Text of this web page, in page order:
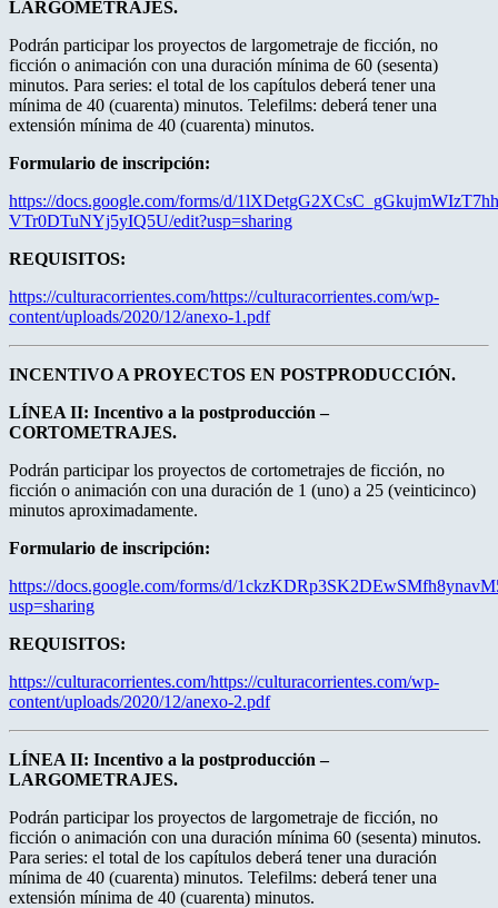
LARGOMETRAJES.
Podrán participar los proyectos de largometraje de ficción, no
ficción o animación con una duración mínima de 60 (sesenta)
minutos. Para series: el total de los capítulos deberá tener una
mínima de 40 (cuarenta) minutos. Telefilms: deberá tener una
extensión mínima de 40 (cuarenta) minutos.
Formulario de inscripción:
https://docs.google.com/forms/d/
VTr0DTuNYj5yIQ5U/edit?usp=sharing
REQUISITOS:
https://culturacorrientes.com/https://culturacorrientes.com/wp-
content/uploads/2020/12/anexo-1.pdf
INCENTIVO A PROYECTOS EN POSTPRODUCCIÓN.
LÍNEA II: Incentivo a la postproducción –
CORTOMETRAJES.
Podrán participar los proyectos de cortometrajes de ficción, no
ficción o animación con una duración de 1 (uno) a 25 (veinticinco)
minutos aproximadamente.
Formulario de inscripción:
https://docs.google.com/forms/d/
usp=sharing
REQUISITOS:
https://culturacorrientes.com/https://culturacorrientes.com/wp-
content/uploads/2020/12/anexo-2.pdf
LÍNEA II: Incentivo a la postproducción –
LARGOMETRAJES.
Podrán participar los proyectos de largometraje de ficción, no
ficción o animación con una duración mínima 60 (sesenta) minutos.
Para series: el total de los capítulos deberá tener una duración
mínima de 40 (cuarenta) minutos. Telefilms: deberá tener una
extensión mínima de 40 (cuarenta) minutos.